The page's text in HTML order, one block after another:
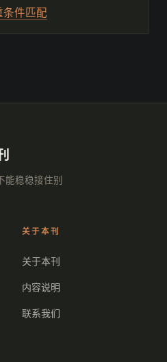
件匹配
能稳稳接住别
关于本刊
关于本刊
内容说明
联系我们